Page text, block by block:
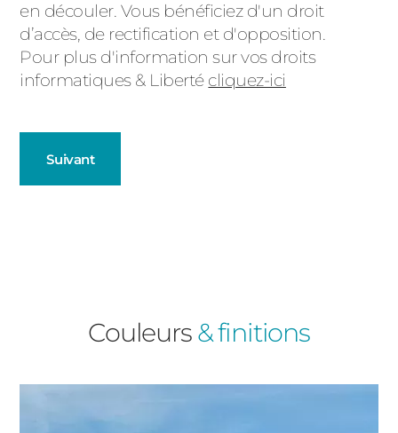
en découler. Vous bénéficiez d'un droit
d’accès, de rectification et d'opposition.
Pour plus d'information sur vos droits
informatiques & Liberté cliquez-ici
Suivant
Couleurs & finitions